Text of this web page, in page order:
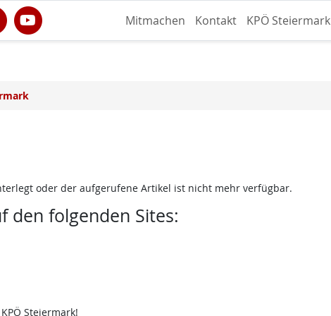
Mitmachen Kontakt KPÖ Steiermark
oder der aufgerufene Artikel ist nicht mehr verfügbar.
den folgenden Sites:
Steiermark!